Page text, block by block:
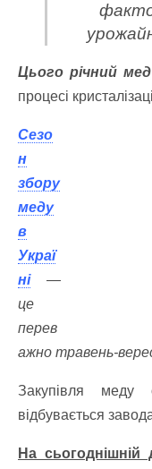
Цього річний
процесі
Сезо
н
збору
меду
в
Украї
ні—
це
перев
ажно травень-
Закупівля меду
відбувається
На сьогоднішній